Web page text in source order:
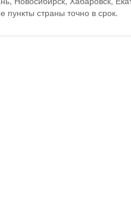
пункты страны точно в срок.